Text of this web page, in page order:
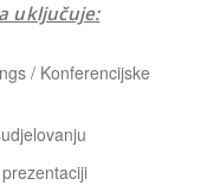
uključuje:
/ Konferencijske